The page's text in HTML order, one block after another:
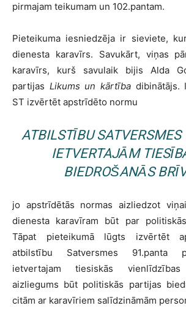
pirmajam teikumam un 102.pantam.
Pieteikuma iesniedzēja ir sieviete,
dienesta karavīrs. Savukārt, viņas
karavīrs, kurš savulaik bijis Alda
partijas Likums un kārtība dibinātājs.
ST izvērtēt apstrīdēto normu
ATBILSTĪBU
IETVERTAJĀM
BIEDROŠANĀS
jo apstrīdētās normas aizliedzot
dienesta karavīram būt par
Tāpat pieteikumā lūgts izvērtēt
atbilstību Satversmes 91.panta
ietvertajam tiesiskās
aizliegums būt politiskās partijas
citām ar karavīriem salīdzināmām